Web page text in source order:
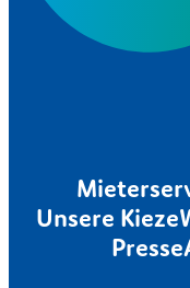
Unsere Kieze
Presse